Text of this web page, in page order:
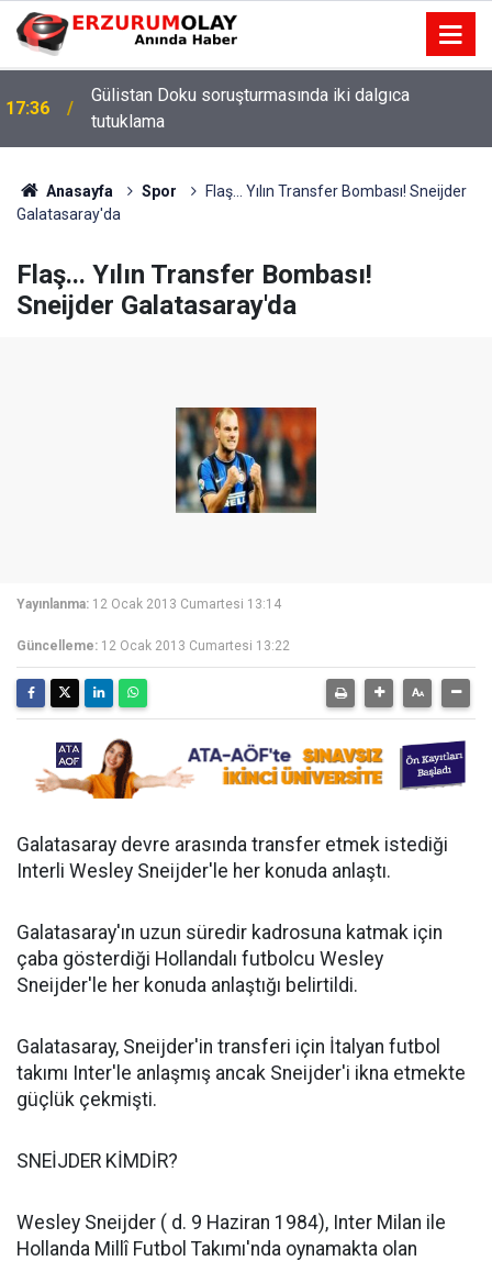
17:36
Gülistan Doku soruşturmasında iki dalgıca
tutuklama
Anasayfa Spor
Flaş... Yılın Transfer Bombası! Sneijder
Galatasaray'da
Flaş... Yılın Transfer Bombası!
Sneijder Galatasaray'da
Yayınlanma: 12 Ocak 2013 Cumartesi 13:14
Güncelleme: 12 Ocak 2013 Cumartesi 13:22
Galatasaray devre arasında transfer etmek istediği
Interli Wesley Sneijder'le her konuda anlaştı.
Galatasaray'ın uzun süredir kadrosuna katmak için
çaba gösterdiği Hollandalı futbolcu Wesley
Sneijder'le her konuda anlaştığı belirtildi.
Galatasaray, Sneijder'in transferi için İtalyan futbol
takımı Inter'le anlaşmış ancak Sneijder'i ikna etmekte
güçlük çekmişti.
SNEİJDER KİMDİR?
Wesley Sneijder ( d. 9 Haziran 1984), Inter Milan ile
Hollanda Millî Futbol Takımı'nda oynamakta olan